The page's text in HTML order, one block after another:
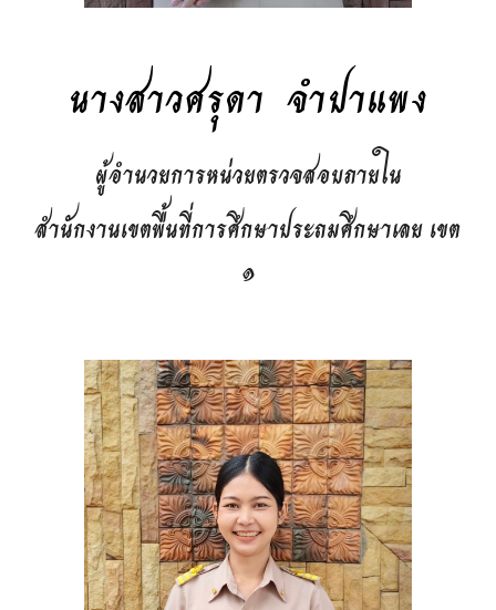
นางสาวศรุดา จำปาแพง
ผู้อำนวยการหน่วยตรวจสอบภายใน
สำนักงานเขตพื้นที่การศึกษาประถมศึกษาเลย เขต
๑